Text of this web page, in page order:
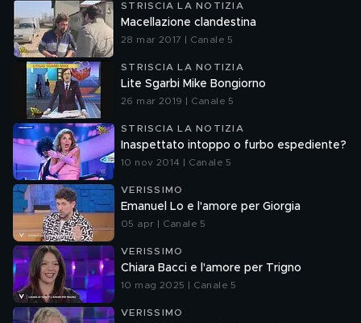
STRISCIA LA NOTIZIA
Macellazione clandestina
28 mar 2017 | Canale 5
STRISCIA LA NOTIZIA
Lite Sgarbi Mike Bongiorno
26 mar 2019 | Canale 5
STRISCIA LA NOTIZIA
Inaspettato intoppo o furbo espediente?
10 nov 2014 | Canale 5
VERISSIMO
Emanuel Lo e l'amore per Giorgia
05 apr | Canale 5
VERISSIMO
Chiara Bacci e l'amore per Trigno
10 mag 2025 | Canale 5
VERISSIMO